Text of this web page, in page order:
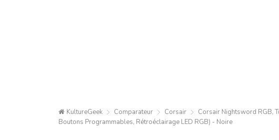
KultureGeek Comparateur Corsair
Corsair Nightsword RGB,
Boutons Programmables, Rétroéclairage LED RGB) - Noire